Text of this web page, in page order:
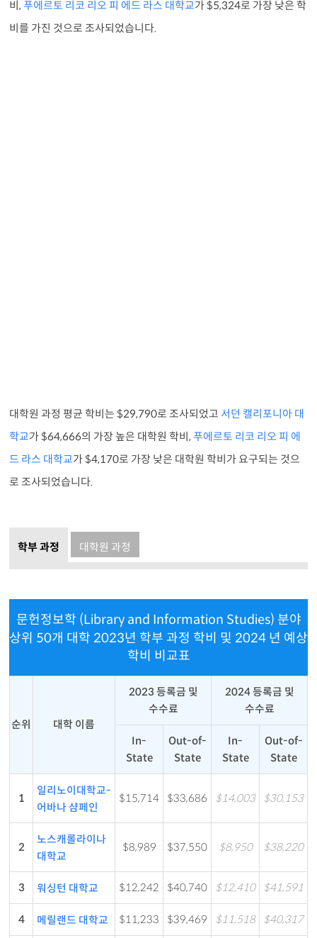
비, 푸에르토 리코 리오 피 에드 라스 대학교가 $5,324로 가장 낮은 학
비를 가진 것으로 조사되었습니다.
대학원 과정 평균 학비는 $29,790로 조사되었고 서던 캘리포니아 대
학교가 $64,666의 가장 높은 대학원 학비, 푸에르토 리코 리오 피 에
드 라스 대학교가 $4,170로 가장 낮은 대학원 학비가 요구되는 것으
로 조사되었습니다.
학부 과정 대학원 과정
문헌정보학 (Library and Information Studies) 분야
상위 50개 대학 2023년 학부 과정 학비 및 2024 년 예상
학비 비교표
순위 대학 이름
2023 등록금 및
수수료
2024 등록금 및
수수료
In-
State
Out-of-
State
In-
State
Out-of-
State
1
일리노이대학교-
어바나 샴페인
$15,714 $33,686 $14,003 $30,153
2
노스캐롤라이나
대학교
$8,989 $37,550 $8,950 $38,220
3 워싱턴 대학교 $12,242 $40,740 $12,410 $41,591
4 메릴랜드 대학교 $11,233 $39,469 $11,518 $40,317